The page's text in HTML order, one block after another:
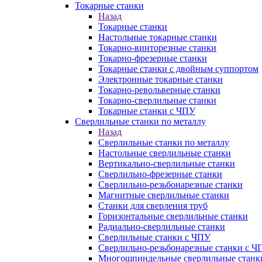
Токарные станки
Назад
Токарные станки
Настольные токарные станки
Токарно-винторезные станки
Токарно-фрезерные станки
Токарные станки с двойным суппортом
Электронные токарные станки
Токарно-револьверные станки
Токарно-сверлильные станки
Токарные станки с ЧПУ
Сверлильные станки по металлу
Назад
Сверлильные станки по металлу
Настольные сверлильные станки
Вертикально-сверлильные станки
Сверлильно-фрезерные станки
Сверлильно-резьбонарезные станки
Магнитные сверлильные станки
Станки для сверления труб
Горизонтальные сверлильные станки
Радиально-сверлильные станки
Сверлильные станки с ЧПУ
Сверлильно-резьбонарезные станки с
Многошпиндельные сверлильные